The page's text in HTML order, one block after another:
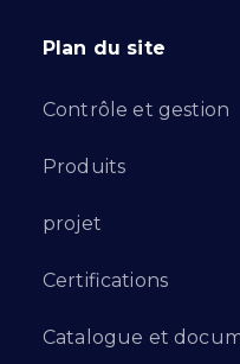
Plan du site
Contrôle et gestion
Produits
projet
Certifications
Catalogue et